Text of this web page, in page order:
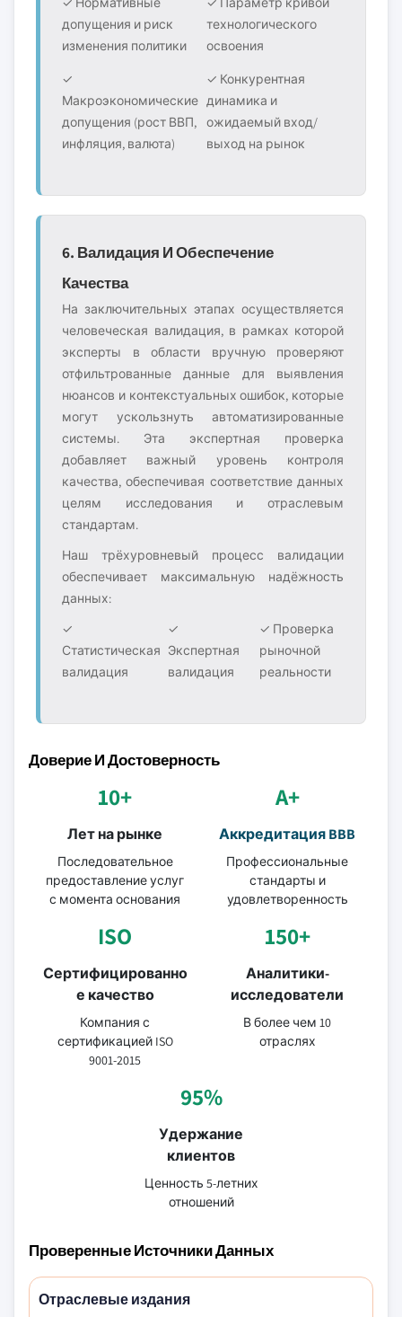
допущения и риск
изменения политики
технологического
освоения
✓
Макроэкономические
допущения (рост ВВП,
инфляция, валюта)
✓ Конкурентная
динамика и
ожидаемый вход/
выход на рынок
6. Валидация И Обеспечение
Качества
На заключительных этапах осуществляется
человеческая валидация, в рамках которой
эксперты в области вручную проверяют
отфильтрованные данные для выявления
нюансов и контекстуальных ошибок, которые
могут ускользнуть автоматизированные
системы. Эта экспертная проверка
добавляет важный уровень контроля
качества, обеспечивая соответствие данных
целям исследования и отраслевым
стандартам.
Наш трёхуровневый процесс валидации
обеспечивает максимальную надёжность
данных:
✓
Статистическая
валидация
✓
Экспертная
валидация
✓ Проверка
рыночной
реальности
Доверие И Достоверность
10+
Лет на рынке
Последовательное
предоставление услуг
с момента основания
A+
Аккредитация BBB
Профессиональные
стандарты и
удовлетворенность
ISO
Сертифицированно
е качество
Компания с
сертификацией ISO
9001-2015
150+
Аналитики-
исследователи
В более чем 10
отраслях
95%
Удержание
клиентов
Ценность 5-летних
отношений
Проверенные Источники Данных
Отраслевые издания